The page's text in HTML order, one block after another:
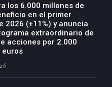
los 6.000 millones de
en el primer
2026 (+11%) y anuncia
extraordinario de
acciones por 2.000
euros